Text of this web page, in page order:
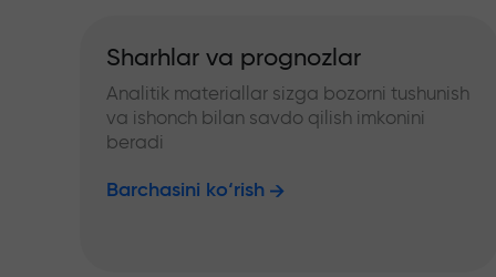
Sharhlar va prognozlar
Analitik materiallar sizga bozorni tushunish
va ishonch bilan savdo qilish imkonini
beradi
Barchasini ko‘rish